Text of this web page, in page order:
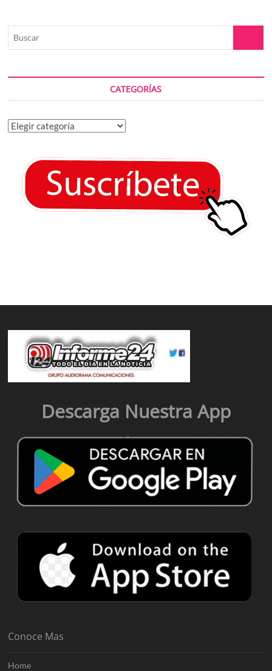
CATEGORÍAS
Categorías
Descarga Nuestra App
Conoce Mas
Home